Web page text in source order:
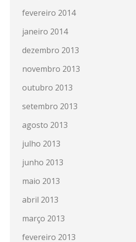
fevereiro 2014
janeiro 2014
dezembro 2013
novembro 2013
outubro 2013
setembro 2013
agosto 2013
julho 2013
junho 2013
maio 2013
abril 2013
março 2013
fevereiro 2013